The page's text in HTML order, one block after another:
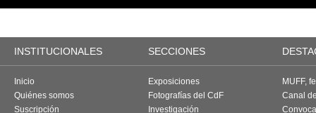
INSTITUCIONALES SECCIONES
Inicio
Quiénes somos
Suscripción
Exposiciones
Fotografías del CdF
Investigación
MUFF,
Canal